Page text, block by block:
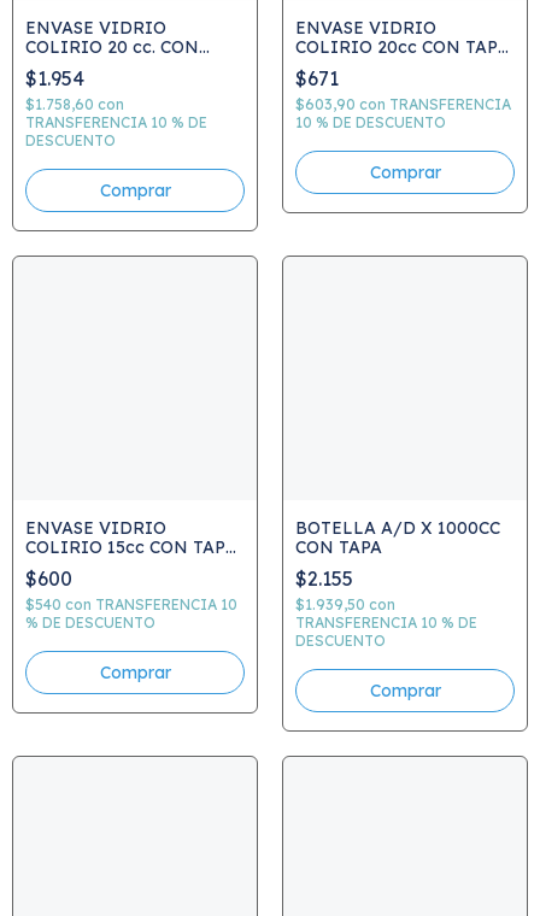
ENVASE VIDRIO
COLIRIO 20 cc. CON
PIPETA A ROSCA
$1.954
$1.758,60 con
TRANSFERENCIA 10 % DE
DESCUENTO
ENVASE VIDRIO
COLIRIO 20cc CON TAPA
E INSERTO
$671
$603,90 con TRANSFERENCIA
10 % DE DESCUENTO
ENVASE VIDRIO
COLIRIO 15cc CON TAPA
E INSERTO
$600
$540 con TRANSFERENCIA 10
% DE DESCUENTO
BOTELLA A/D X 1000CC
CON TAPA
$2.155
$1.939,50 con
TRANSFERENCIA 10 % DE
DESCUENTO